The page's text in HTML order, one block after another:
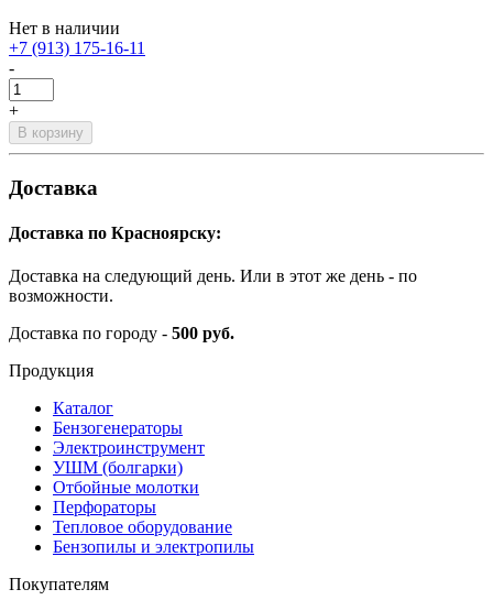
Нет в наличии
+7 (913) 175-16-11
-
+
В корзину
Доставка
Доставка по Красноярску:
Доставка на следующий день. Или в этот же день - по
возможности.
Доставка по городу - 500 руб.
Продукция
Каталог
Бензогенераторы
Электроинструмент
УШМ (болгарки)
Отбойные молотки
Перфораторы
Тепловое оборудование
Бензопилы и электропилы
Покупателям